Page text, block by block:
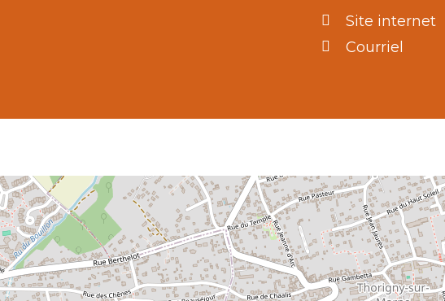
Site internet
Courriel